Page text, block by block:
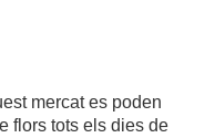
mercat es poden
flors tots els dies de